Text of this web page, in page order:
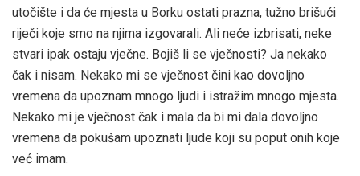
utočište i da će mjesta u Borku ostati prazna, tužno brišući
riječi koje smo na njima izgovarali. Ali neće izbrisati, neke
stvari ipak ostaju vječne. Bojiš li se vječnosti? Ja nekako
čak i nisam. Nekako mi se vječnost čini kao dovoljno
vremena da upoznam mnogo ljudi i istražim mnogo mjesta.
Nekako mi je vječnost čak i mala da bi mi dala dovoljno
vremena da pokušam upoznati ljude koji su poput onih koje
već imam.